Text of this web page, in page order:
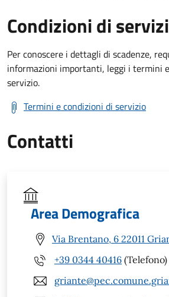
Condizioni di
Per conoscere i dettagli di scadenze,
informazioni importanti, leggi i termini
servizio.
Termini e condizioni di servizio
Contatti
Area Demografica
Via Brentano, 6 22011
+39 0344 40416 (Telefono)